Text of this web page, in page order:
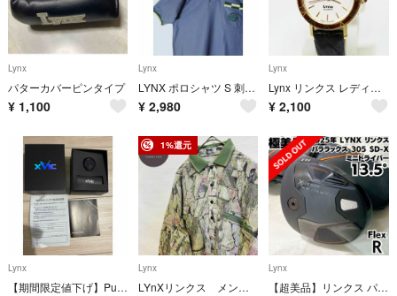
Lynx
パターカバーピンタイプ
¥ 1,100
Lynx
LYNX ポロシャツ S 刺繍ロゴ 襟の柄 ブルー グリーン A26 古着
¥ 2,980
Lynx
Lynx リンクス レディース クォーツ 腕時計 LY-5002
¥ 2,100
Lynx
【期間限定値下げ】Putting View リンクス 最先端AIパター練習器具
1%還元
Lynx
LYnXリンクス メンズ総柄 長袖ポロシャツMサイズ レトロ オシャレ
Lynx
【超美品】リンクス パララックス 305 SD-X ミニドライバー 2025